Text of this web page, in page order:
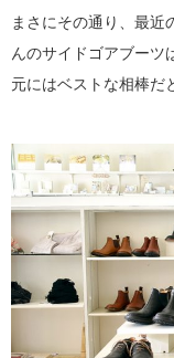
まさにその通り、最近
んのサイドゴアブーツ
元にはベストな相棒だ